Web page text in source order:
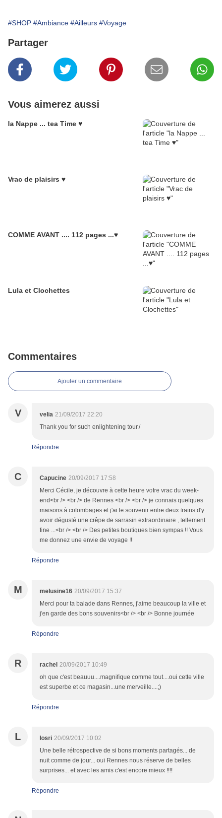
#SHOP #Ambiance #Ailleurs #Voyage
Partager
Vous aimerez aussi
la Nappe ... tea Time ♥
Vrac de plaisirs ♥
COMME AVANT .... 112 pages ...♥
Lula et Clochettes
Commentaires
Ajouter un commentaire
V velia 21/09/2017 22:20
Thank you for such enlightening tour./
Répondre
C Capucine 20/09/2017 17:58
Merci Cécile, je découvre à cette heure votre vrac du week-
end<br /> <br /> de Rennes <br /> <br /> je connais quelques
maisons à colombages et j'ai le souvenir entre deux trains d'y
avoir dégusté une crêpe de sarrasin extraordinaire , tellement
fine ...<br /> <br /> Des petites boutiques bien sympas !! Vous
me donnez une envie de voyage !!
Répondre
M melusine16 20/09/2017 15:37
Merci pour ta balade dans Rennes, j'aime beaucoup la ville et
j'en garde des bons souvenirs<br /> <br /> Bonne journée
Répondre
R rachel 20/09/2017 10:49
oh que c'est beauuu....magnifique comme tout....oui cette ville
est superbe et ce magasin...une merveille....;)
Répondre
L losri 20/09/2017 10:02
Une belle rétrospective de si bons moments partagés... de
nuit comme de jour... oui Rennes nous réserve de belles
surprises... et avec les amis c'est encore mieux !!!!
Répondre